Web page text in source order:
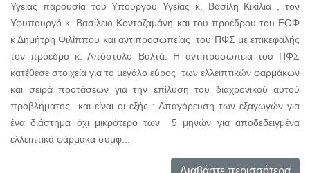
Υγείας παρουσία του Υπουργού Υγείας κ. Βασίλη Κικίλια , τον
Υφυπουργό κ. Βασίλειο Κοντοζαμάνη και του προέδρου του ΕΟΦ
κ Δημήτρη Φιλίππου και αντιπροσωπείας του ΠΦΣ με επικεφαλής
τον πρόεδρο κ. Απόστολο Βαλτά. Η αντιπροσωπεία του ΠΦΣ
κατέθεσε στοιχεία για το μεγάλο εύρος των ελλειπτικών φαρμάκων
και σειρά προτάσεων για την επίλυση του διαχρονικού αυτού
προβλήματος και είναι οι εξής : Απαγόρευση των εξαγωγών για
ένα διάστημα όχι μικρότερο των 5 μηνών για αποδεδειγμένα
ελλειπτικά φάρμακα σύμφ...